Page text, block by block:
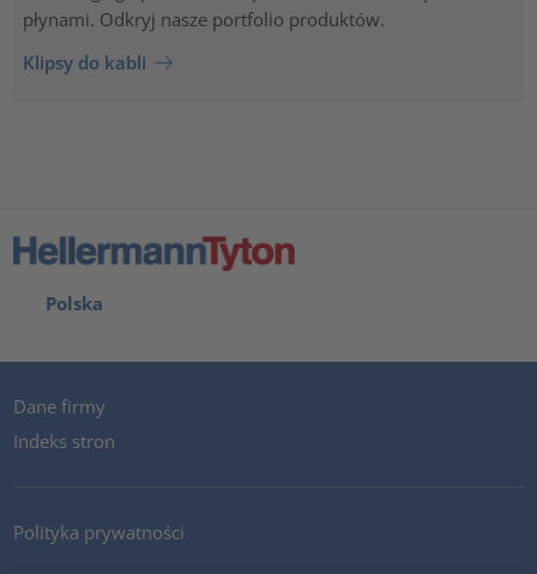
płynami. Odkryj nasze portfolio produktów.
Klipsy do kabli
Polska
Dane firmy
Indeks stron
Polityka prywatności